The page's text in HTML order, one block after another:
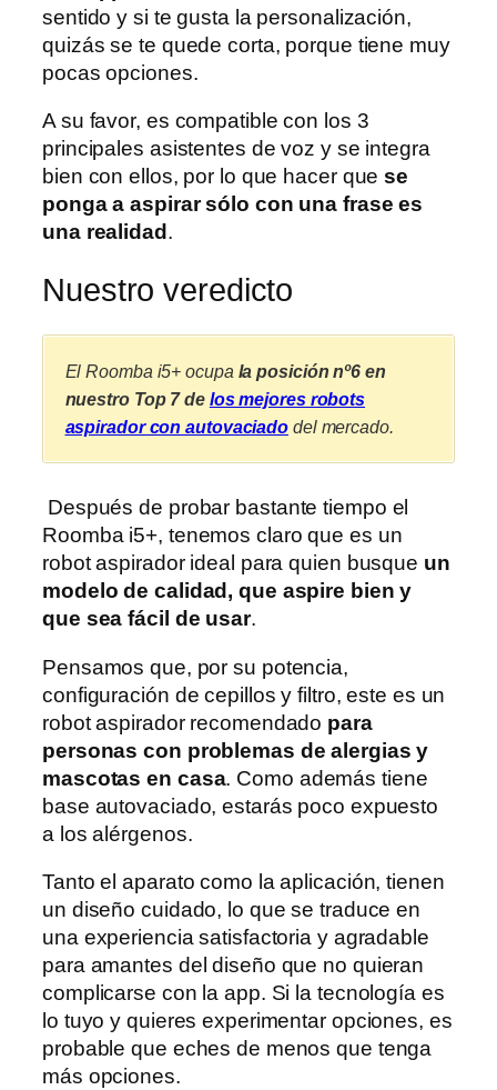
sentido y si te gusta la personalización,
quizás se te quede corta, porque tiene muy
pocas opciones.
A su favor, es compatible con los 3
principales asistentes de voz y se integra
bien con ellos, por lo que hacer quese
ponga a aspirar sólo con una frase es
una realidad .
Nuestro veredicto
El Roomba i5+ ocupa la posición nº6 en
nuestro Top 7 de los mejores robots
aspirador con autovaciado del mercado.
Después de probar bastante tiempo el
Roomba i5+, tenemos claro que es un
robot aspirador ideal para quien busque un
modelo de calidad, que aspire bien y
que sea fácil de usar.
Pensamos que, por su potencia,
configuración de cepillos y filtro, este es un
robot aspirador recomendado para
personas con problemas de alergias y
mascotas en casa. Como además tiene
base autovaciado, estarás poco expuesto
a los alérgenos.
Tanto el aparato como la aplicación, tienen
un diseño cuidado, lo que se traduce en
una experiencia satisfactoria y agradable
para amantes del diseño que no quieran
complicarse con la app. Si la tecnología es
lo tuyo y quieres experimentar opciones, es
probable que eches de menos que tenga
más opciones.